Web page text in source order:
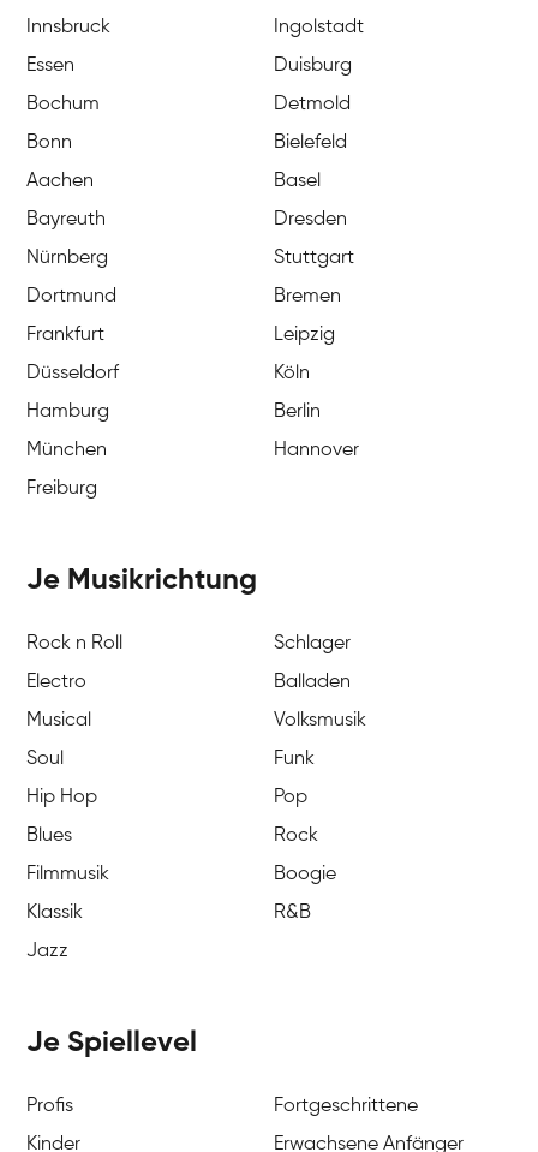
Innsbruck
Ingolstadt
Essen
Duisburg
Bochum
Detmold
Bonn
Bielefeld
Aachen
Basel
Bayreuth
Dresden
Nürnberg
Stuttgart
Dortmund
Bremen
Frankfurt
Leipzig
Düsseldorf
Köln
Hamburg
Berlin
München
Hannover
Freiburg
Je Musikrichtung
Rock n Roll
Schlager
Electro
Balladen
Musical
Volksmusik
Soul
Funk
Hip Hop
Pop
Blues
Rock
Filmmusik
Boogie
Klassik
R&B
Jazz
Je Spiellevel
Profis
Fortgeschrittene
Kinder
Erwachsene Anfänger